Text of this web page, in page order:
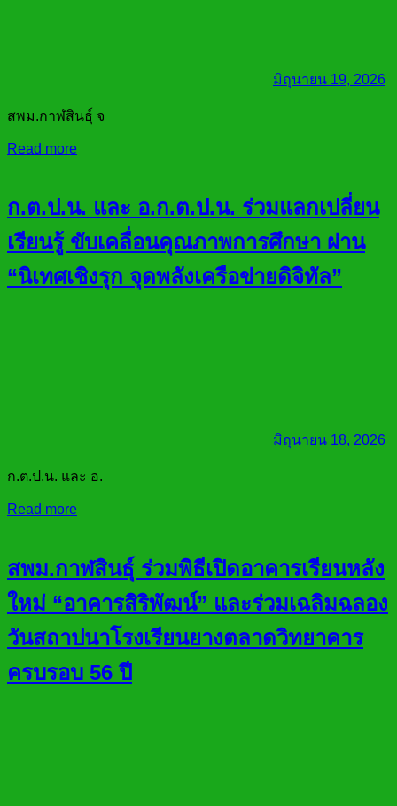
มิถุนายน 19, 2026
สพม.กาฬสินธุ์ จ
Read more
ก.ต.ป.น. และ อ.ก.ต.ป.น. ร่วมแลกเปลี่ยน
เรียนรู้ ขับเคลื่อนคุณภาพการศึกษา ผ่าน
“นิเทศเชิงรุก จุดพลังเครือข่ายดิจิทัล”
มิถุนายน 18, 2026
ก.ต.ป.น. และ อ.
Read more
สพม.กาฬสินธุ์ ร่วมพิธีเปิดอาคารเรียนหลัง
ใหม่ “อาคารสิริพัฒน์” และร่วมเฉลิมฉลอง
วันสถาปนาโรงเรียนยางตลาดวิทยาคาร
ครบรอบ 56 ปี